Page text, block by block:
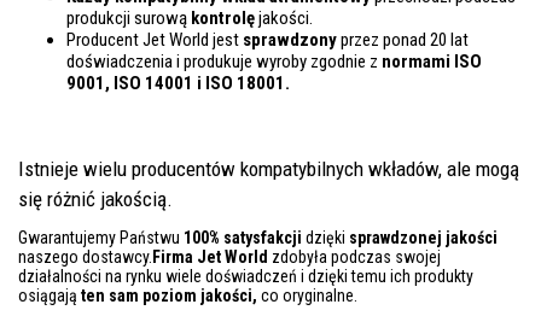
produkcji surową kontrolęjakości.
Producent Jet World jest sprawdzonyprzez ponad 20 lat
doświadczenia i produkuje wyroby zgodnie z normami ISO
9001, ISO 14001 i ISO 18001.
Istnieje wielu producentów kompatybilnych wkładów, ale mogą
się różnić jakością.
Gwarantujemy Państwu 100% satysfakcji dzięki sprawdzonej jakości
naszego dostawcy. Firma Jet World zdobyła podczas swojej
działalności na rynku wiele doświadczeń i dzięki temu ich produkty
osiągają ten sam poziom jakości, co oryginalne.